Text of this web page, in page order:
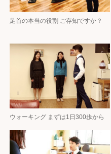
足首の本当の役割 ご存知ですか？
ウォーキング まずは1日300歩から